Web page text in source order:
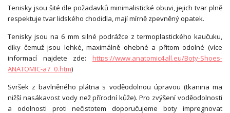
Tenisky jsou šité dle požadavků minimalistické obuvi, jejich tvar plně
respektuje tvar lidského chodidla, mají mírně zpevněný opatek.
Tenisky jsou na 6 mm silné podrážce z termoplastického kaučuku,
díky čemuž jsou lehké, maximálně ohebné a přitom odolné (více
informací najdete zde: https://www.anatomic4all.eu/Boty-Shoes-
ANATOMIC-a7_0.htm)
Svršek z bavlněného plátna s voděodolnou úpravou (tkanina ma
nižší nasákavost vody než přírodní kůže). Pro zvýšení voděodolnosti
a odolnosti proti nečistotem doporučujeme boty impregnovat